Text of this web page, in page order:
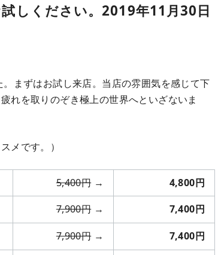
しください。2019年11月30日
まずはお試し来店。当店の雰囲気を感じて下
れを取りのぞき極上の世界へといざないま
メです。）
5,400円→ 4,800円
7,900円→ 7,400円
7,900円→ 7,400円